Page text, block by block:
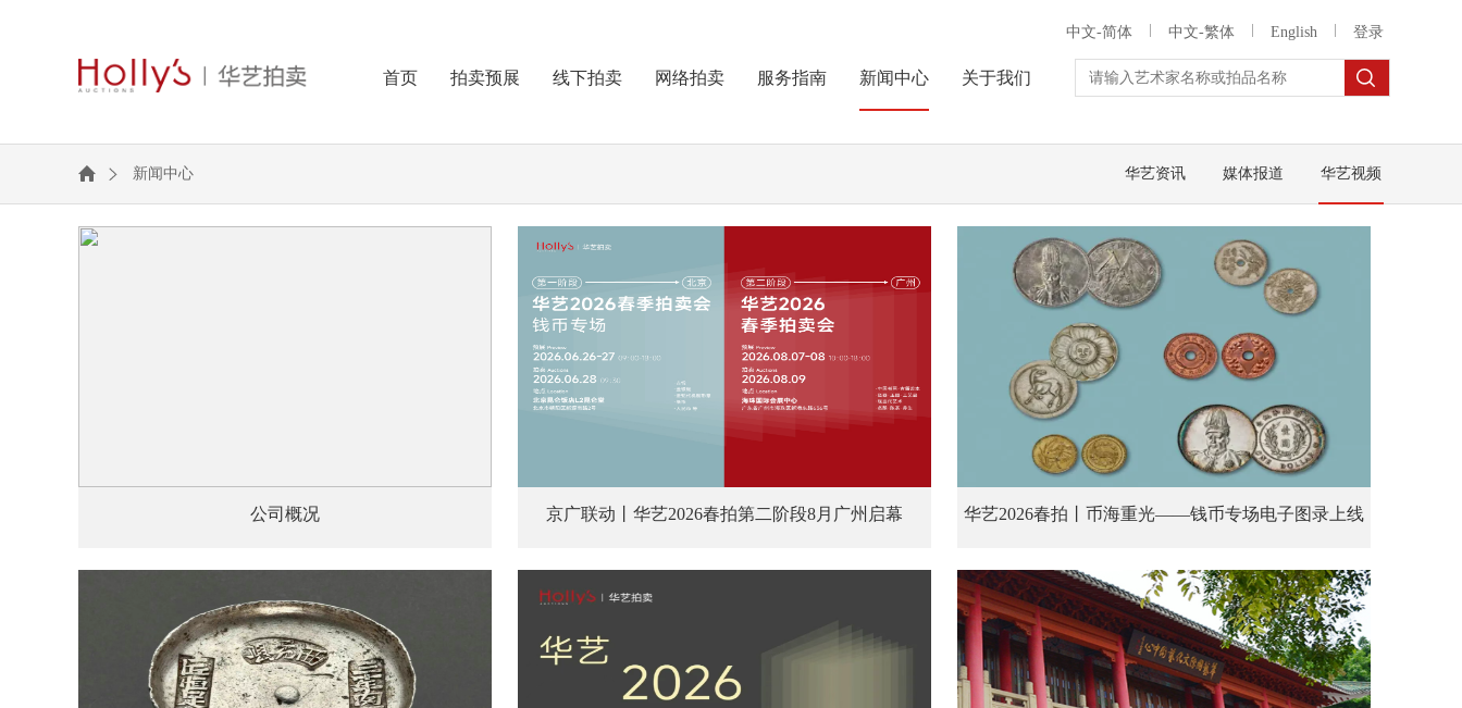
中文-简体 中文-繁体 English 登录
首页 拍卖预展 线下拍卖 网络拍卖 服务指南 新闻中心 关于我们
华艺资讯 媒体报道 华艺视频
新闻中心
公司概况 京广联动丨华艺2026春拍第二阶段8月广州启幕 华艺2026春拍丨币海重光——钱币专场电子图录上线